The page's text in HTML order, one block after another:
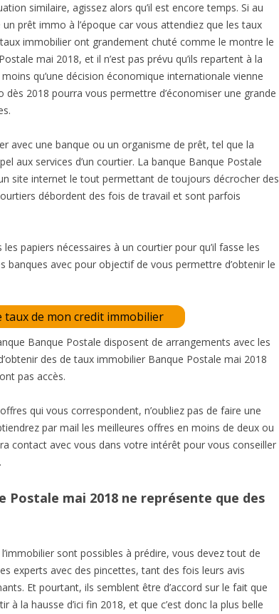
similaire, agissez alors qu’il est encore temps. Si au
prêt immo à l’époque car vous attendiez que les taux
immobilier ont grandement chuté comme le montre le
mai 2018, et il n’est pas prévu qu’ils repartent à la
qu’une décision économique internationale vienne
2018 pourra vous permettre d’économiser une grande
avec une banque ou un organisme de prêt, tel que la
aux services d’un courtier. La banque Banque Postale
site internet le tout permettant de toujours décrocher des
débordent des fois de travail et sont parfois
papiers nécessaires à un courtier pour qu’il fasse les
banques avec pour objectif de vous permettre d’obtenir le
taux de mon credit immobilier
Banque Postale disposent de arrangements avec les
des de taux immobilier Banque Postale mai 2018
pas accès.
qui vous correspondent, n’oubliez pas de faire une
par mail les meilleures offres en moins de deux ou
contact avec vous dans votre intérêt pour vous conseiller
Postale mai 2018 ne représente que des
sont possibles à prédire, vous devez tout de
experts avec des pincettes, tant des fois leurs avis
Et pourtant, ils semblent être d’accord sur le fait que
à la hausse d’ici fin 2018, et que c’est donc la plus belle